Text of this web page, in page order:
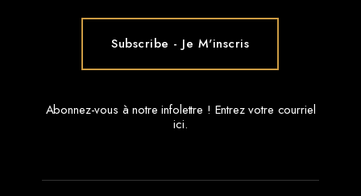
Abonnez-vous à notre infolettre ! Entrez votre courriel
ici.